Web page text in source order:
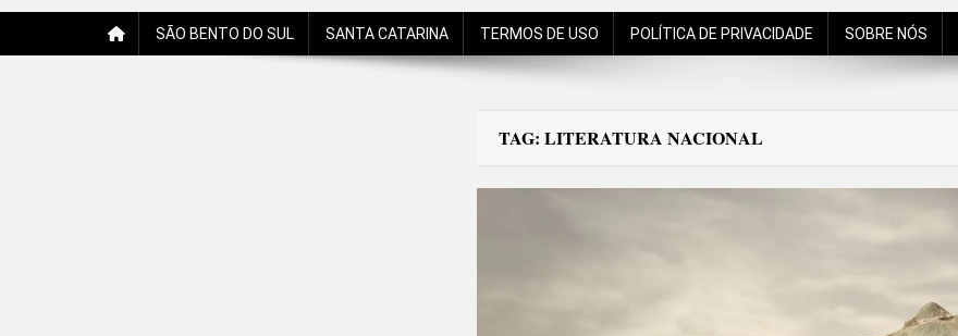
SÃO BENTO DO SUL SANTA CATARINA TERMOS DE USO POLÍTICA DE PRIVACIDADE SOBRE NÓS
TAG: LITERATURA NACIONAL